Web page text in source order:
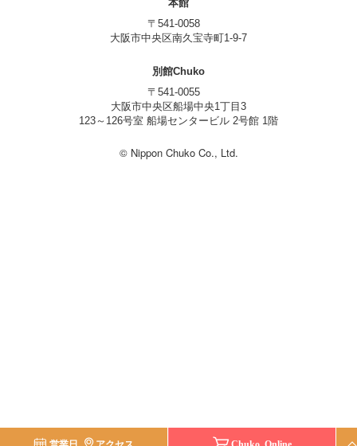
本館
〒541-0058
大阪市中央区南久宝寺町1-9-7
別館Chuko
〒541-0055
大阪市中央区船場中央1丁目3
123～126号室 船場センタービル 2号館 1階
© Nippon Chuko Co., Ltd.
営業日 アクセス Chuko Online